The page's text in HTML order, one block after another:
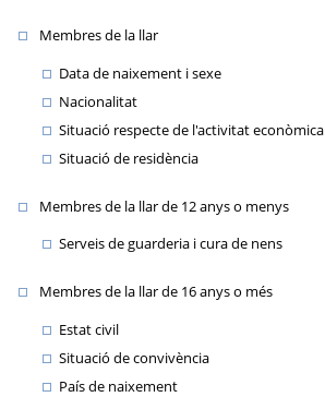
Membres de la llar
Data de naixement i sexe
Nacionalitat
Situació respecte de l'activitat econòmica
Situació de residència
Membres de la llar de 12 anys o menys
Serveis de guarderia i cura de nens
Membres de la llar de 16 anys o més
Estat civil
Situació de convivència
País de naixement